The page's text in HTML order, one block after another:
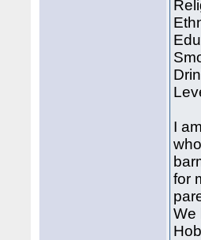
I
for
We